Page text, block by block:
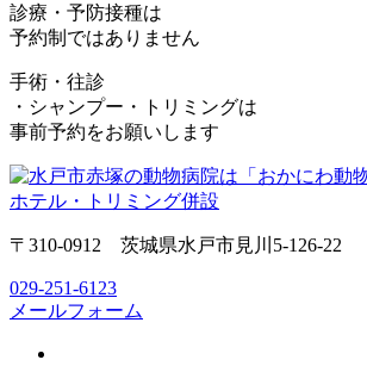
診療・予防接種は
予約制ではありません
手術・往診
・シャンプー・トリミングは
事前予約をお願いします
〒310-0912 茨城県水戸市見川5-126-22
029-251-6123
メールフォーム